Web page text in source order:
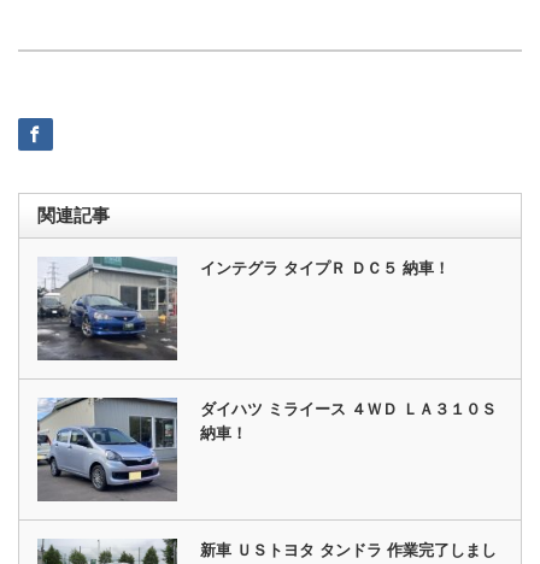
関連記事
インテグラ タイプＲ ＤＣ５ 納車！
ダイハツ ミライース ４ＷＤ ＬＡ３１０Ｓ
納車！
新車 ＵＳトヨタ タンドラ 作業完了しまし